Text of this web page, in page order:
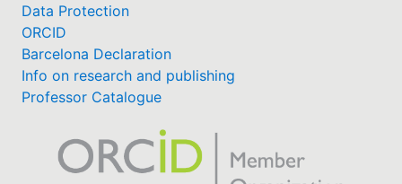
Data Protection
ORCID
Barcelona Declaration
Info on research and publishing
Professor Catalogue